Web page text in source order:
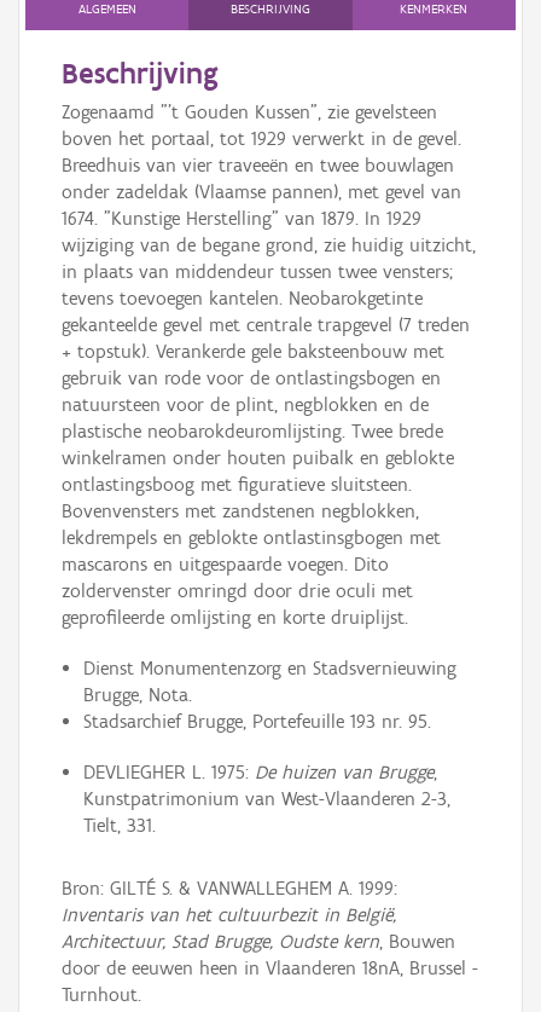
ALGEMEEN BESCHRIJVING KENMERKEN
Beschrijving
Zogenaamd "'t Gouden Kussen", zie gevelsteen
boven het portaal, tot 1929 verwerkt in de gevel.
Breedhuis van vier traveeën en twee bouwlagen
onder zadeldak (Vlaamse pannen), met gevel van
1674. "Kunstige Herstelling" van 1879. In 1929
wijziging van de begane grond, zie huidig uitzicht,
in plaats van middendeur tussen twee vensters;
tevens toevoegen kantelen. Neobarokgetinte
gekanteelde gevel met centrale trapgevel (7 treden
+ topstuk). Verankerde gele baksteenbouw met
gebruik van rode voor de ontlastingsbogen en
natuursteen voor de plint, negblokken en de
plastische neobarokdeuromlijsting. Twee brede
winkelramen onder houten puibalk en geblokte
ontlastingsboog met figuratieve sluitsteen.
Bovenvensters met zandstenen negblokken,
lekdrempels en geblokte ontlastinsgbogen met
mascarons en uitgespaarde voegen. Dito
zoldervenster omringd door drie oculi met
geprofileerde omlijsting en korte druiplijst.
Dienst Monumentenzorg en Stadsvernieuwing
Brugge, Nota.
Stadsarchief Brugge, Portefeuille 193 nr. 95.
DEVLIEGHER L. 1975: De huizen van Brugge,
Kunstpatrimonium van West-Vlaanderen 2-3,
Tielt, 331.
Bron: GILTÉ S. & VANWALLEGHEM A. 1999:
Inventaris van het cultuurbezit in België,
Architectuur, Stad Brugge, Oudste kern, Bouwen
door de eeuwen heen in Vlaanderen 18nA, Brussel -
Turnhout.